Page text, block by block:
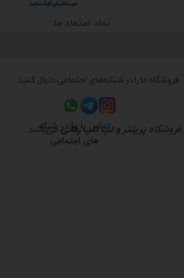
فروشگاهپرینتر و لپ تاپ زمانی می‌باشد.
فروشگاه ما را در شبکه‌های اجتماعی دنبال کنید:
نماد اعتماد ما
تماس با ما در شبکه
های اجتماعی